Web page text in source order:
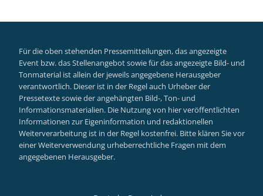
Für die oben stehenden Pressemitteilungen, das angezeigte
Event bzw. das Stellenangebot sowie für das angezeigte Bild- und
Tonmaterial ist allein der jeweils angegebene Herausgeber
verantwortlich. Dieser ist in der Regel auch Urheber der
Pressetexte sowie der angehängten Bild-, Ton- und
Informationsmaterialien. Die Nutzung von hier veröffentlichten
Informationen zur Eigeninformation und redaktionellen
Weiterverarbeitung ist in der Regel kostenfrei. Bitte klären Sie vor
einer Weiterverwendung urheberrechtliche Fragen mit dem
angegebenen Herausgeber.